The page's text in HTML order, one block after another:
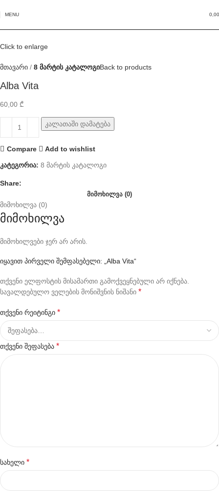
MENU
Click to enlarge
მთავარი 8 მარტის კატალოგიBack to products
Alba Vita
60,00 ₾
კალათაში დამატება
Compare Add to wishlist
კატეგორია: 8 მარტის კატალოგი
Share:
ᲛᲘᲛᲝᲮᲘᲚᲕᲐ (0)
მიმოხილვა (0)
მიმოხილვა
მიმოხილვები ჯერ არ არის.
იყავით პირველი შემფასებელი: „Alba Vita“
თქვენი ელფოსტის მისამართი გამოქვეყნებული არ იქნება.
სავალდებულო ველების მონიშვნის ნიშანი *
თქვენი რეიტინგი *
თქვენი შეფასება *
სახელი *